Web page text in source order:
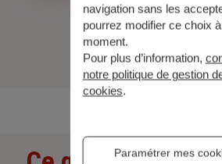
Découvrir toutes nos
navigation sans les
pourrez modifier ce choix
moment.
Pour plus d’information,
notre politique de gestion
cookies.
Paramétrer mes